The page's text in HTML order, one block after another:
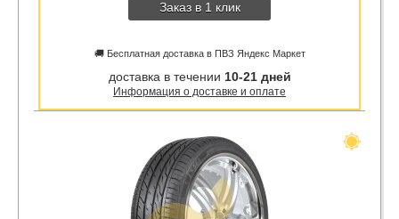
Заказ в 1 клик
🚚 Бесплатная доставка в ПВЗ Яндекс Маркет
доставка в течении 10-21 дней
Информация о доставке и оплате